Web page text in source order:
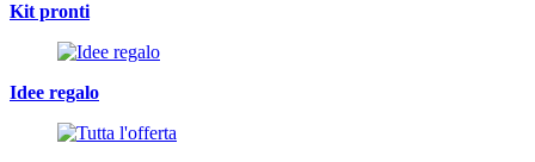
Kit pronti
Idee regalo